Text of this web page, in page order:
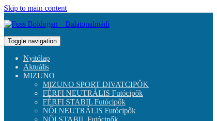
Skip to main content
Toggle navigation
Nyitólap
Aktuális
MIZUNO
MIZUNO SPORT DIVATCIPŐK
FÉRFI NEUTRÁLIS Futócipők
FÉRFI STABIL Futócipők
NŐI NEUTRÁLIS Futócipők
NŐI STABIL Futócipők